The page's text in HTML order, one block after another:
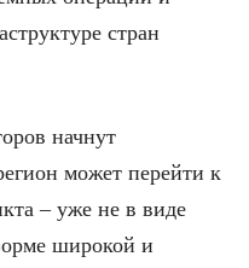
стран
начнут
может перейти к
– уже не в виде
широкой и